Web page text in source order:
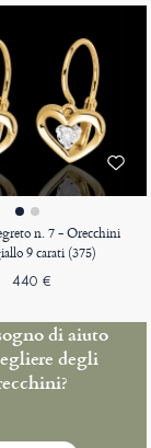
n. 7 - Orecchini
9 carati (375)
440 €
di aiuto
degli